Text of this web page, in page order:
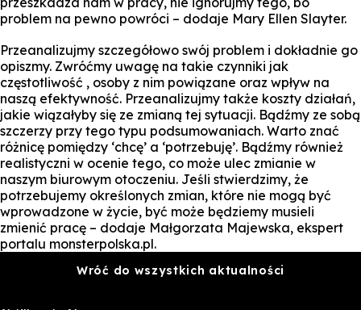
problem na pewno powróci – dodaje Mary Ellen Slayter.
Przeanalizujmy szczegółowo swój problem i dokładnie go
opiszmy. Zwróćmy uwagę na takie czynniki jak
częstotliwość , osoby z nim powiązane oraz wpływ na
naszą efektywność. Przeanalizujmy także koszty działań,
jakie wiązałyby się ze zmianą tej sytuacji. Bądźmy ze sobą
szczerzy przy tego typu podsumowaniach. Warto znać
różnicę pomiędzy ‘chcę’ a ‘potrzebuję’. Bądźmy również
realistyczni w ocenie tego, co może ulec zmianie w
naszym biurowym otoczeniu. Jeśli stwierdzimy, że
potrzebujemy określonych zmian, które nie mogą być
wprowadzone w życie, być może będziemy musieli
zmienić pracę – dodaje Małgorzata Majewska, ekspert
portalu monsterpolska.pl.
Wróć do wszystkich aktualności